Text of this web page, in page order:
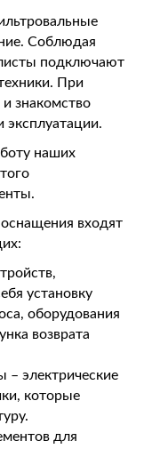
Соблюдая
подключают
При
знакомство
эксплуатации.
наших
входят
установку
оборудования
возврата
– электрические
которые
для